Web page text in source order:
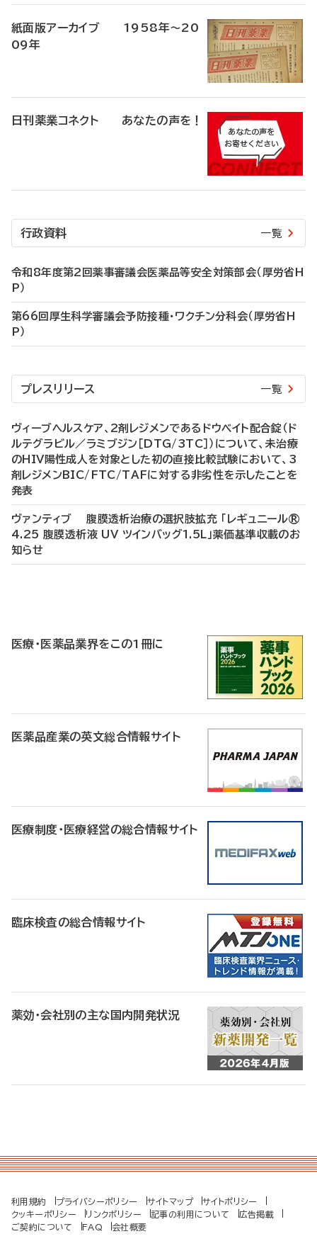
紙面版アーカイブ 1958年～20
09年
日刊薬業コネクト あなたの声を！
行政資料 一覧
令和8年度第2回薬事審議会医薬品等安全対策部会（厚労省H
P）
第66回厚生科学審議会予防接種・ワクチン分科会（厚労省H
P）
プレスリリース 一覧
ヴィーブヘルスケア、2剤レジメンであるドウベイト配合錠（ド
ルテグラビル／ラミブジン［DTG/3TC］）について、未治療
のHIV陽性成人を対象とした初の直接比較試験において、3
剤レジメンBIC/FTC/TAFに対する非劣性を示したことを
発表
ヴァンティブ 腹膜透析治療の選択肢拡充 「レギュニール®
4.25 腹膜透析液 UV ツインバッグ1.5L」薬価基準収載のお
知らせ
医療・医薬品業界をこの1冊に
医薬品産業の英文総合情報サイト
医療制度・医療経営の総合情報サイト
臨床検査の総合情報サイト
薬効・会社別の主な国内開発状況
利用規約 プライバシーポリシー サイトマップ
サイトポリシー
クッキーポリシー
リンクポリシー 記事の利用について
広告掲載
ご契約について
FAQ 会社概要